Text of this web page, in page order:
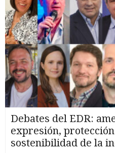
Debates del EDR:
expresión,
sostenibilidad de la